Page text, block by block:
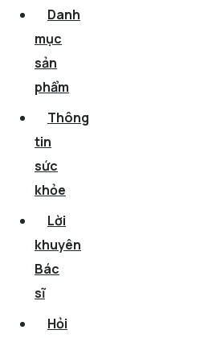
Danh
mục
sản
phẩm
Thông
tin
sức
khỏe
Lời
khuyên
Bác
sĩ
Hỏi